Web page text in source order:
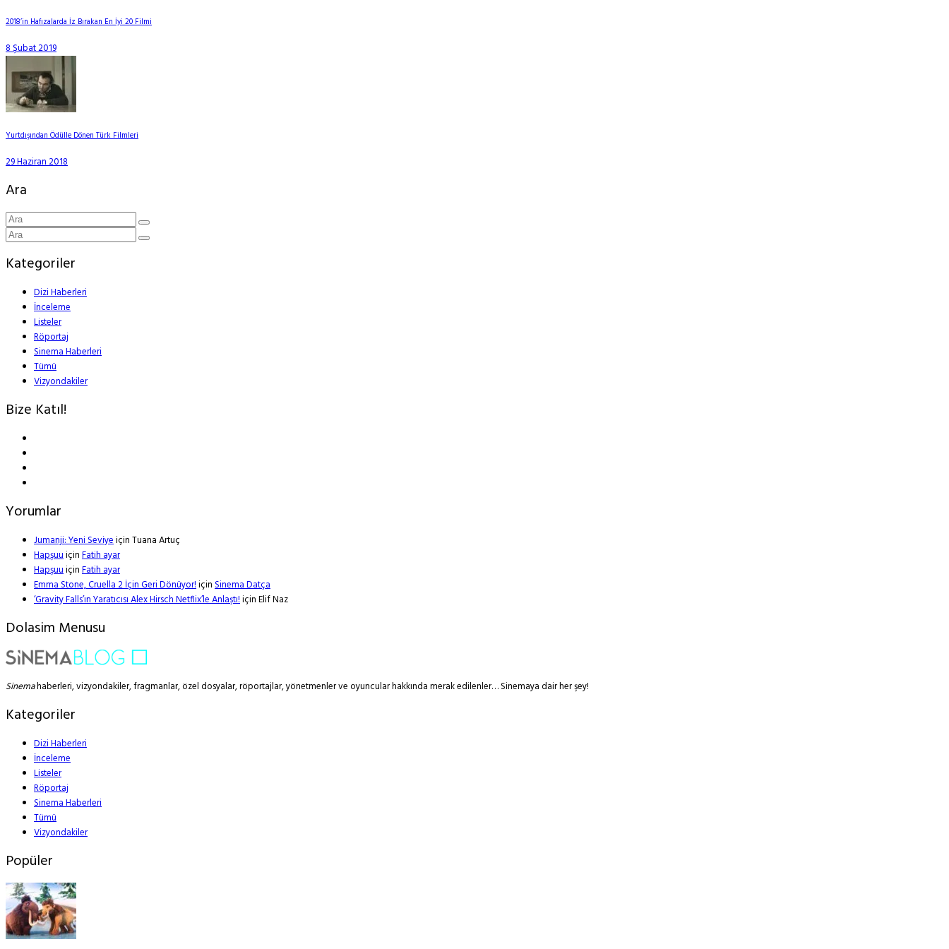
2018’in Hafızalarda İz Bırakan En İyi 20 Filmi
8 Şubat 2019
Yurtdışından Ödülle Dönen Türk Filmleri
29 Haziran 2018
Ara
Kategoriler
Dizi Haberleri
İnceleme
Listeler
Röportaj
Sinema Haberleri
Tümü
Vizyondakiler
Bize Katıl!
Yorumlar
Jumanji: Yeni SeviyeiçinTuana Artuç
HapşuuiçinFatih ayar
HapşuuiçinFatih ayar
Emma Stone, Cruella 2 İçin Geri Dönüyor!içinSinema Datça
‘Gravity Falls’ın Yaratıcısı Alex Hirsch Netflix’le Anlaştı!içinElif Naz
Dolasim Menusu
Sinemahaberleri, vizyondakiler, fragmanlar, özel dosyalar, röportajlar, yönetmenler ve oyuncular hakkında merak edilenler… Sinemaya dair her şey!
Kategoriler
Dizi Haberleri
İnceleme
Listeler
Röportaj
Sinema Haberleri
Tümü
Vizyondakiler
Popüler